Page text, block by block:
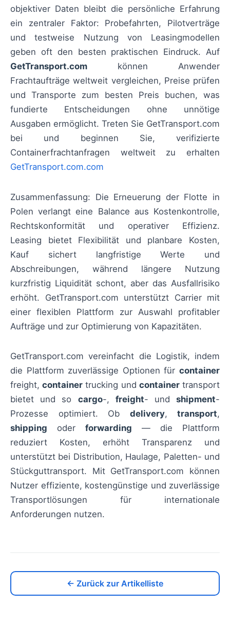
objektiver Daten bleibt die persönliche Erfahrung
ein zentraler Faktor: Probefahrten, Pilotverträge
und testweise Nutzung von Leasingmodellen
geben oft den besten praktischen Eindruck. Auf
GetTransport.com können Anwender
Frachtaufträge weltweit vergleichen, Preise prüfen
und Transporte zum besten Preis buchen, was
fundierte Entscheidungen ohne unnötige
Ausgaben ermöglicht. Treten Sie GetTransport.com
bei und beginnen Sie, verifizierte
Containerfrachtanfragen weltweit zu erhalten
GetTransport.com.com
Zusammenfassung: Die Erneuerung der Flotte in
Polen verlangt eine Balance aus Kostenkontrolle,
Rechtskonformität und operativer Effizienz.
Leasing bietet Flexibilität und planbare Kosten,
Kauf sichert langfristige Werte und
Abschreibungen, während längere Nutzung
kurzfristig Liquidität schont, aber das Ausfallrisiko
erhöht. GetTransport.com unterstützt Carrier mit
einer flexiblen Plattform zur Auswahl profitabler
Aufträge und zur Optimierung von Kapazitäten.
GetTransport.com vereinfacht die Logistik, indem
die Plattform zuverlässige Optionen für container
freight,container trucking und containertransport
bietet und so cargo-, freight- undshipment-
Prozesse optimiert. Ob delivery, transport,
shipping oder forwarding — die Plattform
reduziert Kosten, erhöht Transparenz und
unterstützt bei Distribution, Haulage, Paletten- und
Stückguttransport. Mit GetTransport.com können
Nutzer effiziente, kostengünstige und zuverlässige
Transportlösungen für internationale
Anforderungen nutzen.
← Zurück zur Artikelliste